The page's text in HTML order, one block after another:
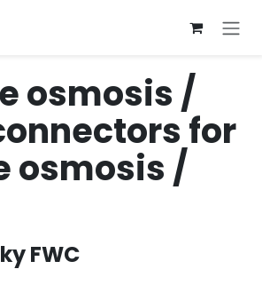
osmosis /
for
osmosis /
FWC